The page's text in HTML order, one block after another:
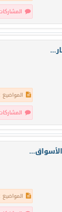
المشاركات :
المواضيع : 2,610
المشاركات :
المواضيع : 592